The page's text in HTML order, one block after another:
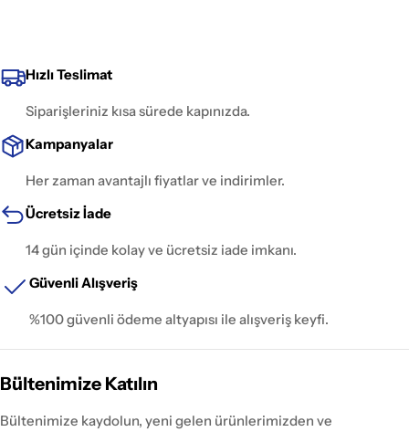
Hızlı Teslimat
Siparişleriniz kısa sürede kapınızda.
Kampanyalar
Her zaman avantajlı fiyatlar ve indirimler.
Ücretsiz İade
14 gün içinde kolay ve ücretsiz iade imkanı.
Güvenli Alışveriş
%100 güvenli ödeme altyapısı ile alışveriş keyfi.
Bültenimize Katılın
Bültenimize kaydolun, yeni gelen ürünlerimizden ve